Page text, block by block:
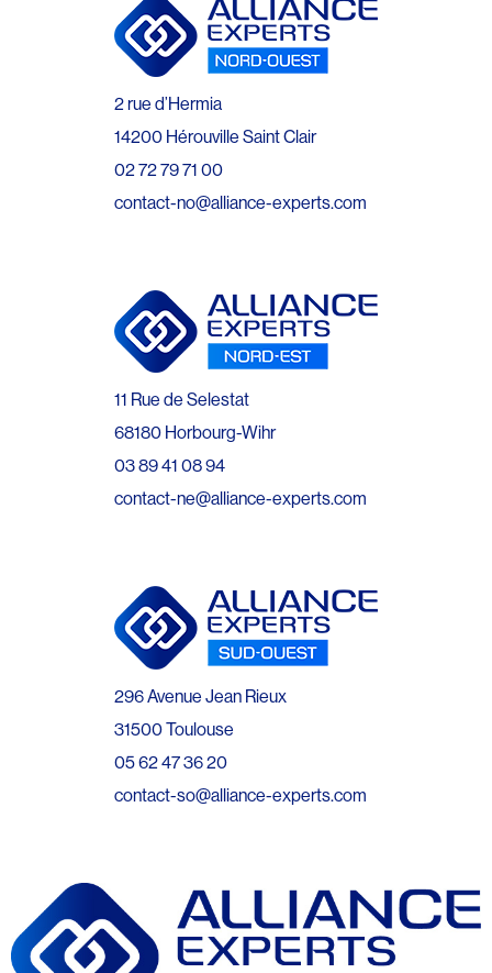
2 rue d’Hermia
14200 Hérouville Saint Clair
02 72 79 71 00
contact-no@alliance-experts.com
11 Rue de Selestat
68180 Horbourg-Wihr
03 89 41 08 94
contact-ne@alliance-experts.com
296 Avenue Jean Rieux
31500 Toulouse
05 62 47 36 20
contact-so@alliance-experts.com